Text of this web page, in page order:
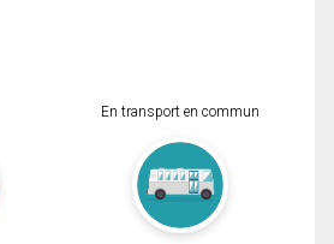
En transport en commun